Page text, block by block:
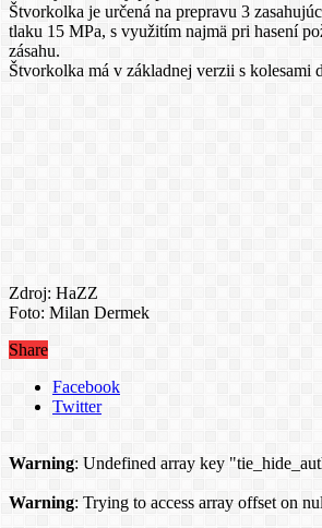
Štvorkolka je určená na prepravu 3
tlaku 15 MPa, s využitím najmä pri hasení
zásahu.
Štvorkolka má v základnej verzii s
Zdroj: HaZZ
Foto: Milan Dermek
Share
Facebook
Twitter
Warning: Undefined array key
Warning: Trying to access array offset on